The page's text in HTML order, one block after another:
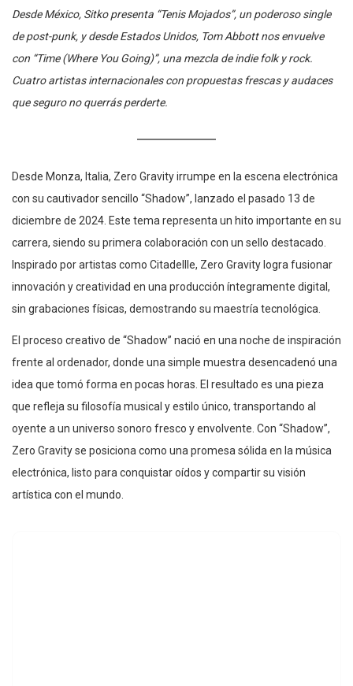
Desde México, Sitko presenta “Tenis Mojados”, un poderoso single
de post-punk, y desde Estados Unidos, Tom Abbott nos envuelve
con “Time (Where You Going)”, una mezcla de indie folk y rock.
Cuatro artistas internacionales con propuestas frescas y audaces
que seguro no querrás perderte.
Desde Monza, Italia, Zero Gravity irrumpe en la escena electrónica
con su cautivador sencillo “Shadow”, lanzado el pasado 13 de
diciembre de 2024. Este tema representa un hito importante en su
carrera, siendo su primera colaboración con un sello destacado.
Inspirado por artistas como Citadellle, Zero Gravity logra fusionar
innovación y creatividad en una producción íntegramente digital,
sin grabaciones físicas, demostrando su maestría tecnológica.
El proceso creativo de “Shadow” nació en una noche de inspiración
frente al ordenador, donde una simple muestra desencadenó una
idea que tomó forma en pocas horas. El resultado es una pieza
que refleja su filosofía musical y estilo único, transportando al
oyente a un universo sonoro fresco y envolvente. Con “Shadow”,
Zero Gravity se posiciona como una promesa sólida en la música
electrónica, listo para conquistar oídos y compartir su visión
artística con el mundo.